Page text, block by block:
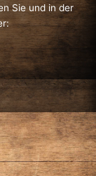
Sie und in der